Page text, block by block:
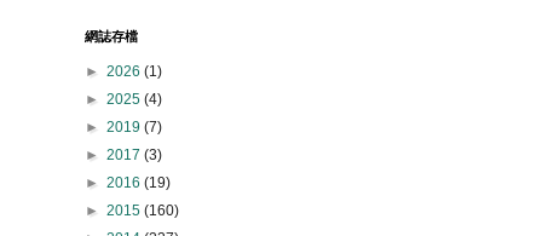
網誌存檔
► 2026 (1)
► 2025 (4)
► 2019 (7)
► 2017 (3)
► 2016 (19)
► 2015 (160)